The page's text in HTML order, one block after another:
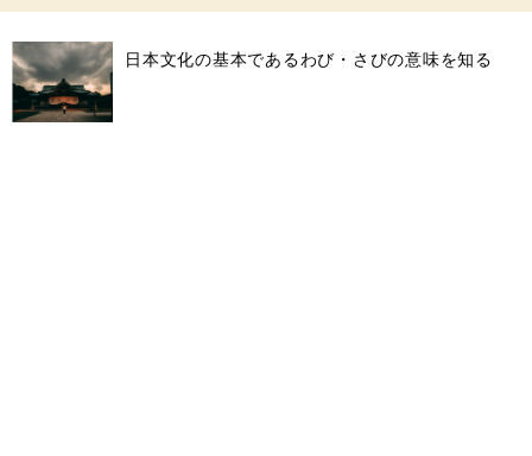
日本文化の基本であるわび・さびの意味を知る